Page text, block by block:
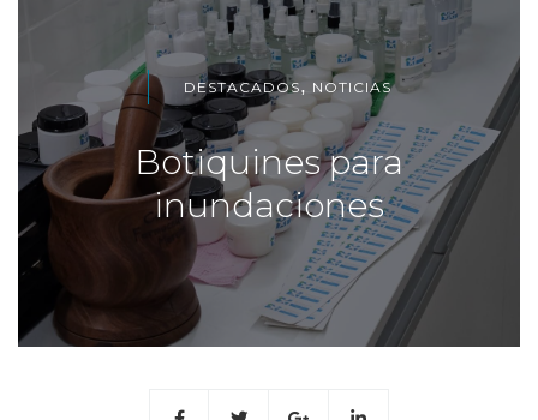
DESTACADOS, NOTICIAS
Botiquines para
inundaciones